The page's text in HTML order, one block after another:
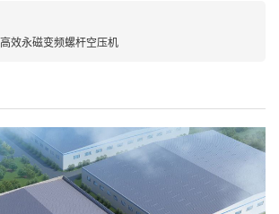
效永磁变频螺杆空压机